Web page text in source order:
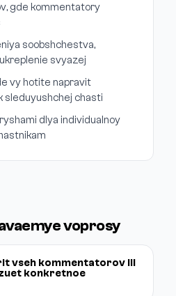
gde kommentatory
soobshchestva,
svyazej
vy hotite napravit
sleduyushchej chasti
dlya individualnoy
voprosy
vseh kommentatorov ili
konkretnoe